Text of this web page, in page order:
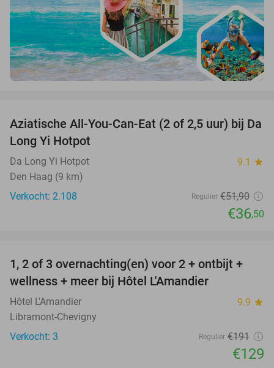
30%
Aziatische All-You-Can-Eat (2 of 2,5 uur) bij Da
Long Yi Hotpot
Da Long Yi Hotpot 9.1 star
Den Haag (9 km)
Verkocht: 2.108
Regulier €51,90
€36,50
32%
TODAY
1, 2 of 3 overnachting(en) voor 2 + ontbijt +
wellness + meer bij Hôtel L'Amandier
Hôtel L'Amandier 9.9 star
Libramont-Chevigny
Verkocht: 3
Regulier €191
€129